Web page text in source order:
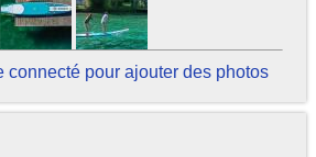
connecté pour ajouter des photos